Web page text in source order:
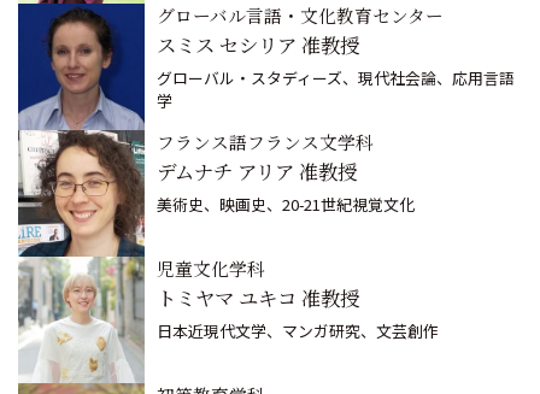
グローバル言語・文化教育センター
スミス セシリア 准教授
グローバル・スタディーズ、現代社会論、応用言語
学
フランス語フランス文学科
デムナチ アリア 准教授
美術史、映画史、20-21世紀視覚文化
児童文化学科
トミヤマ ユキコ 准教授
日本近現代文学、マンガ研究、文芸創作